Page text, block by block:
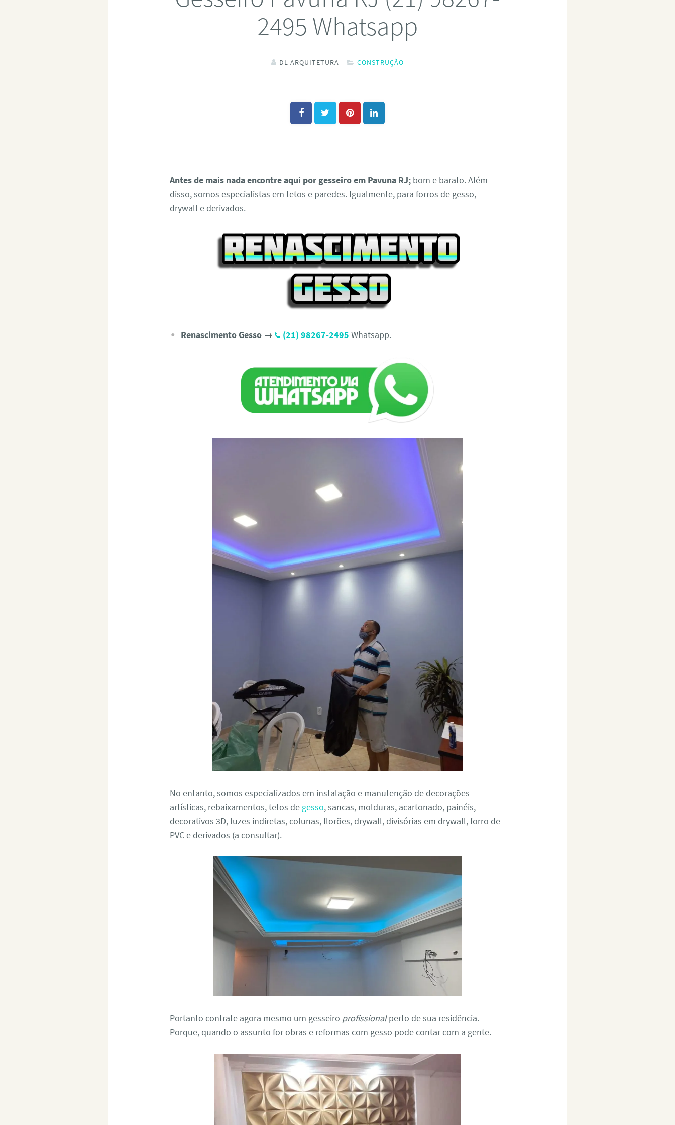
2495 Whatsapp
DL ARQUITETURA CONSTRUÇÃO
Antes de mais nada encontre aqui por gesseiro em Pavuna RJ; bom e barato. Além
disso, somos especialistas em tetos e paredes. Igualmente, para forros de gesso,
drywall e derivados.
Renascimento Gesso → (21) 98267-2495 Whatsapp.
No entanto, somos especializados em instalação e manutenção de decorações
artísticas, rebaixamentos, tetos de gesso, sancas, molduras, acartonado, painéis,
decorativos 3D, luzes indiretas, colunas, florões, drywall, divisórias em drywall, forro de
PVC e derivados (a consultar).
Portanto contrate agora mesmo um gesseiro profissionalperto de sua residência.
Porque, quando o assunto for obras e reformas com gesso pode contar com a gente.